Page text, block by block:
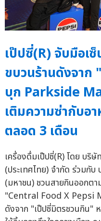
เป๊ปซี่(R) จับมือ
ขบวนร้านดังจาก
บุก Parkside
เติมความซ่ากับอ
ตลอด 3 เดือน
เครื่องดื่มเป๊ปซี่(R) โดย บริษั
(ประเทศไทย) จำกัด ร่วมกั
(มหาชน) ชวนสายกินออกต
"Central Food X Pepsi
ดังจาก "เป๊ปซี่มิตรชวนกิน"